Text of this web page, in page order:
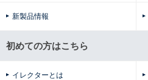
新製品情報
初めての方はこちら
イレクターとは